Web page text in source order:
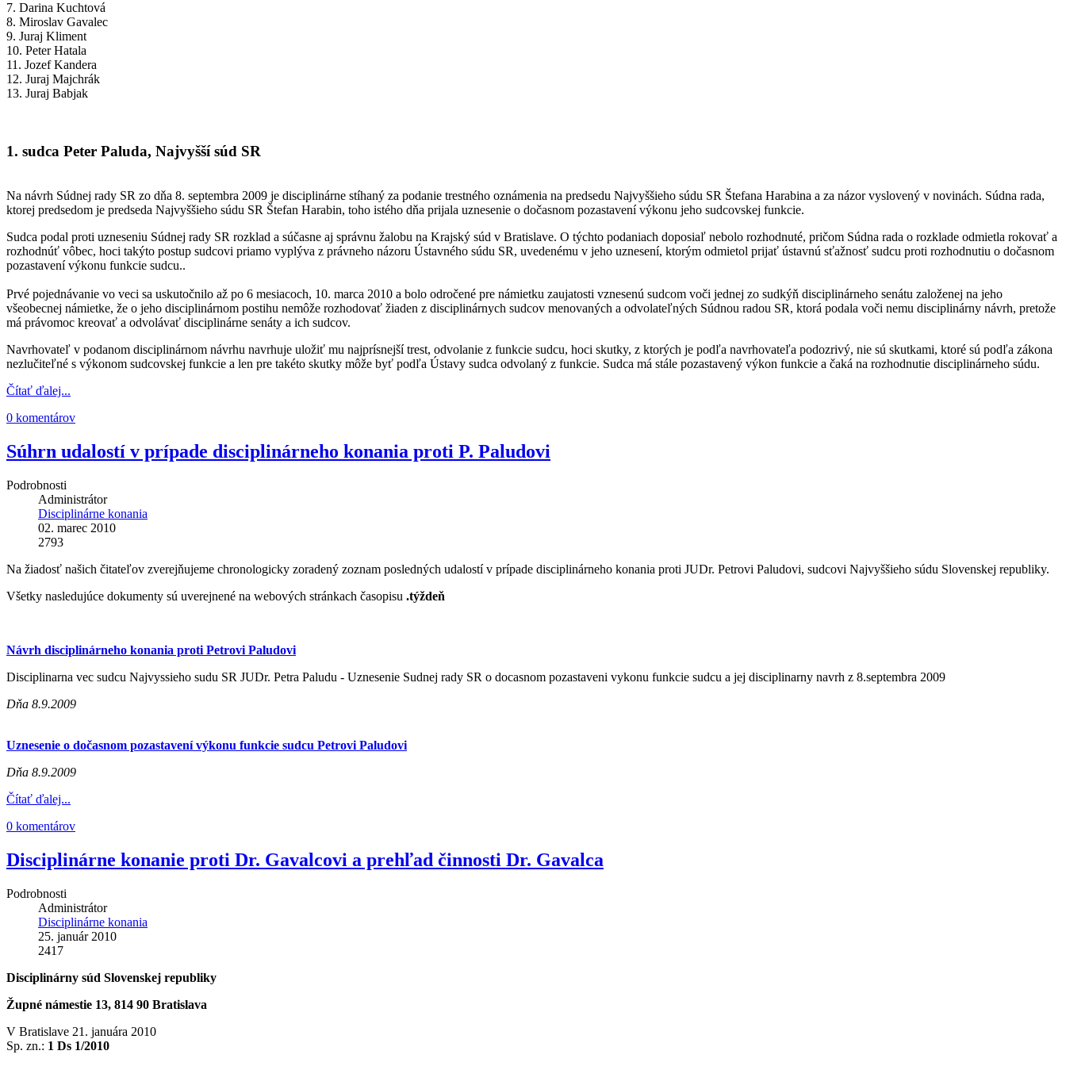
7. Darina Kuchtová
8. Miroslav Gavalec
9. Juraj Kliment
10. Peter Hatala
11. Jozef Kandera
12. Juraj Majchrák
13. Juraj Babjak
1. sudca Peter Paluda, Najvyšší súd SR
Na návrh Súdnej rady SR zo dňa 8. septembra 2009 je disciplinárne stíhaný za podanie trestného oznámenia na predsedu Najvyššieho súdu SR Štefana Harabina a za názor vyslovený v novinách. Súdna rada,
ktorej predsedom je predseda Najvyššieho súdu SR Štefan Harabin, toho istého dňa prijala uznesenie o dočasnom pozastavení výkonu jeho sudcovskej funkcie.
Sudca podal proti uzneseniu Súdnej rady SR rozklad a súčasne aj správnu žalobu na Krajský súd v Bratislave. O týchto podaniach doposiaľ nebolo rozhodnuté, pričom Súdna rada o rozklade odmietla rokovať a
rozhodnúť vôbec, hoci takýto postup sudcovi priamo vyplýva z právneho názoru Ústavného súdu SR, uvedenému v jeho uznesení, ktorým odmietol prijať ústavnú sťažnosť sudcu proti rozhodnutiu o dočasnom
pozastavení výkonu funkcie sudcu..
Prvé pojednávanie vo veci sa uskutočnilo až po 6 mesiacoch, 10. marca 2010 a bolo odročené pre námietku zaujatosti vznesenú sudcom voči jednej zo sudkýň disciplinárneho senátu založenej na jeho
všeobecnej námietke, že o jeho disciplinárnom postihu nemôže rozhodovať žiaden z disciplinárnych sudcov menovaných a odvolateľných Súdnou radou SR, ktorá podala voči nemu disciplinárny návrh, pretože
má právomoc kreovať a odvolávať disciplinárne senáty a ich sudcov.
Navrhovateľ v podanom disciplinárnom návrhu navrhuje uložiť mu najprísnejší trest, odvolanie z funkcie sudcu, hoci skutky, z ktorých je podľa navrhovateľa podozrivý, nie sú skutkami, ktoré sú podľa zákona
nezlučiteľné s výkonom sudcovskej funkcie a len pre takéto skutky môže byť podľa Ústavy sudca odvolaný z funkcie. Sudca má stále pozastavený výkon funkcie a čaká na rozhodnutie disciplinárneho súdu.
Čítať ďalej...
0 komentárov
Súhrn udalostí v prípade disciplinárneho konania proti P. Paludovi
Podrobnosti
Administrátor
Disciplinárne konania
02. marec 2010
2793
Na žiadosť našich čitateľov zverejňujeme chronologicky zoradený zoznam posledných udalostí v prípade disciplinárneho konania proti JUDr. Petrovi Paludovi, sudcovi Najvyššieho súdu Slovenskej republiky.
Všetky nasledujúce dokumenty sú uverejnené na webových stránkach časopisu .týždeň
Návrh disciplinárneho konania proti Petrovi Paludovi
Disciplinarna vec sudcu Najvyssieho sudu SR JUDr. Petra Paludu - Uznesenie Sudnej rady SR o docasnom pozastaveni vykonu funkcie sudcu a jej disciplinarny navrh z 8.septembra 2009
Dňa 8.9.2009
Uznesenie o dočasnom pozastavení výkonu funkcie sudcu Petrovi Paludovi
Dňa 8.9.2009
Čítať ďalej...
0 komentárov
Disciplinárne konanie proti Dr. Gavalcovi a prehľad činnosti Dr. Gavalca
Podrobnosti
Administrátor
Disciplinárne konania
25. január 2010
2417
Disciplinárny súd Slovenskej republiky
Župné námestie 13, 814 90 Bratislava
V Bratislave 21. januára 2010
Sp. zn.: 1 Ds 1/2010